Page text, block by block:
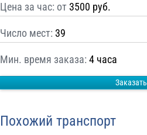
Цена за час: от 3500 руб.
Число мест: 39
Мин. время заказа: 4 часа
Заказать
Похожий транспорт